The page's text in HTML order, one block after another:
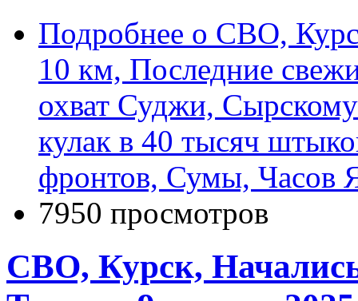
Подробнее о СВО,
10 км, Последние
охват Суджи,
кулак в 40 тысяч
фронтов, Сумы, Часов
7950 просмотров
СВО, Курск,